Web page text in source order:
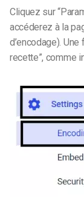
Cliquez sur
accéderez à la
d’encodage).
recette”, comme